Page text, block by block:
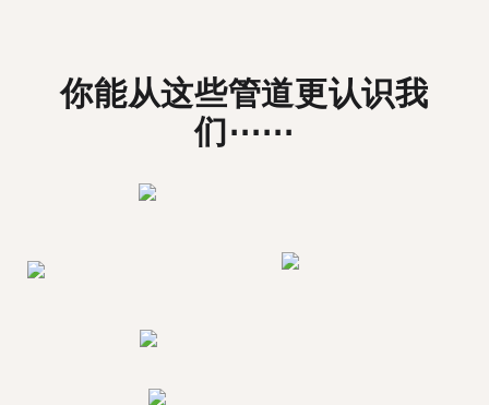
你能从这些管道更认识我
们⋯⋯